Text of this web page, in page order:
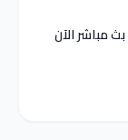
مباشر الآن